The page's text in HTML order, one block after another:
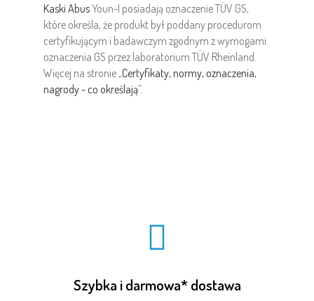
Kaski AbusYoun-I posiadają oznaczenie TÜV GS,
które określa, że produkt był poddany procedurom
certyfikującym i badawczym zgodnym z wymogami
oznaczenia GS przez laboratorium TÜV Rheinland.
Więcej na stronie „Certyfikaty, normy, oznaczenia,
nagrody - co określają”.
Szybka i darmowa* dostawa